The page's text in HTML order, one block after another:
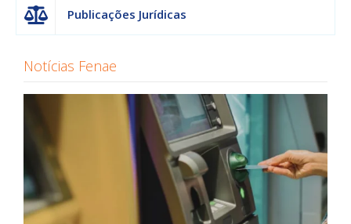
Publicações Jurídicas
Notícias Fenae